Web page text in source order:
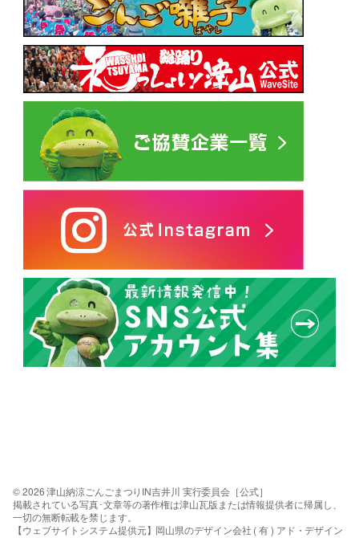
© 2026 津山納涼ごんごまつりIN吉井川 実行委員会［公式］
掲載されている写真･文章等の著作権は津山瓦版または情報提供者に帰属し、
一切の無断転載を禁じます。
【ウェブサイトシステム提供元】岡山県のデザイン会社 ( 有 ) アド・デザイン